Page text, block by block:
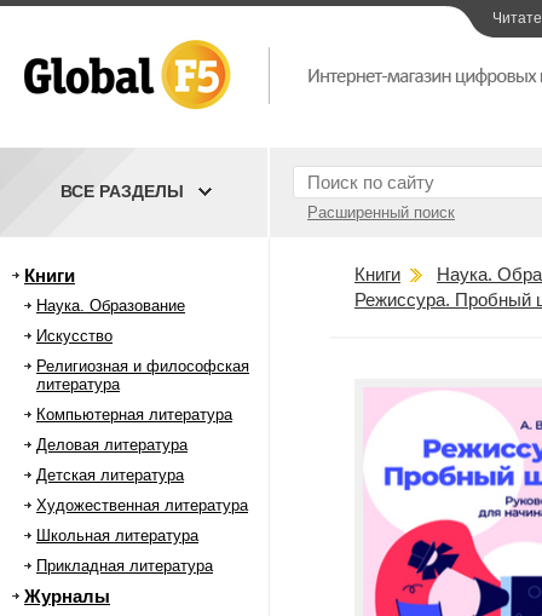
Расширенный поиск
ВСЕ РАЗДЕЛЫ
Книги
Наука. Образование
Искусство
Религиозная и философская
литература
Компьютерная литература
Деловая литература
Детская литература
Художественная литература
Школьная литература
Прикладная литература
Журналы
Книги
Наука.
Режиссура. Пробный